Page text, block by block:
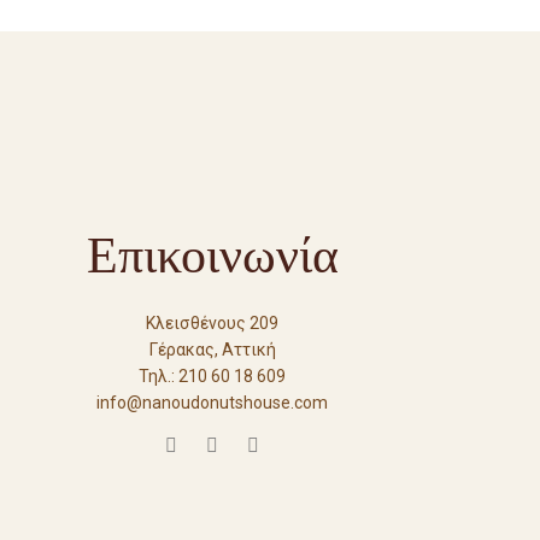
Επικοινωνία
Κλεισθένους 209
Γέρακας, Αττική
Τηλ.: 210 60 18 609
info@nanoudonutshouse.com